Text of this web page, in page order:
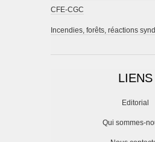
CFE-CGC
Incendies, forêts, réactions
LIENS
Editorial
Qui sommes-